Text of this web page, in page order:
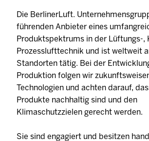
Die BerlinerLuft.
führenden Anbieter eines
Produktspektrums in der Lüftungs-,
Prozesslufttechnik und ist weltweit
Standorten tätig. Bei der
Produktion folgen wir
Technologien und achten darauf,
Produkte nachhaltig sind und den
Klimaschutzzielen gerecht werden.
Sie sind engagiert und besitzen